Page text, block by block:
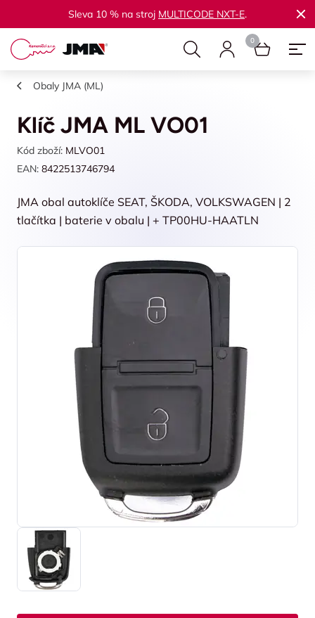
Sleva 10 % na stroj MULTICODE NXT-E.
Obaly JMA (ML)
Klíč JMA ML VO01
Kód zboží: MLVO01
EAN: 8422513746794
JMA obal autoklíče SEAT, ŠKODA, VOLKSWAGEN | 2
tlačítka | baterie v obalu | + TP00HU-HAATLN